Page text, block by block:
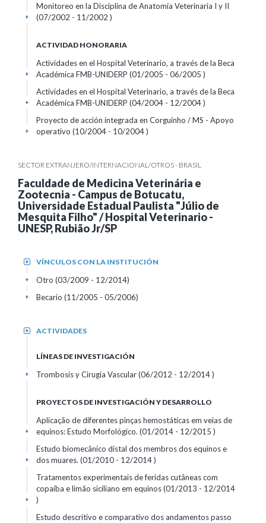
Monitoreo en la Disciplina de Anatomía Veterinaria I y II
(07/2002 - 11/2002 )
+
ACTIVIDAD HONORARIA
Actividades en el Hospital Veterinario, a través de la Beca
Académica FMB-UNIDERP (01/2005 - 06/2005 )
+
Actividades en el Hospital Veterinario, a través de la Beca
Académica FMB-UNIDERP (04/2004 - 12/2004 )
+
Proyecto de acción integrada en Corguinho / MS - Apoyo
operativo (10/2004 - 10/2004 )
+
SECTOR EXTRANJERO/INTERNACIONAL/OTROS - BRASIL
Faculdade de Medicina Veterinária e
Zootecnia - Campus de Botucatu,
Universidade Estadual Paulista "Júlio de
Mesquita Filho" / Hospital Veterinario -
UNESP, Rubião Jr/SP
VÍNCULOS CON LA INSTITUCIÓN
+
Otro (03/2009 - 12/2014)
+
Becario (11/2005 - 05/2006)
+
ACTIVIDADES
+
LÍNEAS DE INVESTIGACIÓN
Trombosis y Cirugía Vascular (06/2012 - 12/2014 )
+
PROYECTOS DE INVESTIGACIÓN Y DESARROLLO
Aplicação de diferentes pinças hemostáticas em veias de
equinos: Estudo Morfológico. (01/2014 - 12/2015 )
+
Estudo biomecânico distal dos membros dos equinos e
dos muares. (01/2010 - 12/2014 )
+
Tratamentos experimentais de feridas cutâneas com
copaíba e limão siciliano em equinos (01/2013 - 12/2014
)
+
Estudo descritivo e comparativo dos andamentos passo